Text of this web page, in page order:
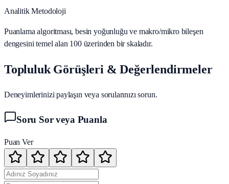
Analitik Metodoloji
Puanlama algoritması, besin yoğunluğu ve makro/mikro bileşen
dengesini temel alan 100 üzerinden bir skaladır.
Topluluk Görüşleri & Değerlendirmeler
Deneyimlerinizi paylaşın veya sorularınızı sorun.
Soru Sor veya Puanla
Puan Ver